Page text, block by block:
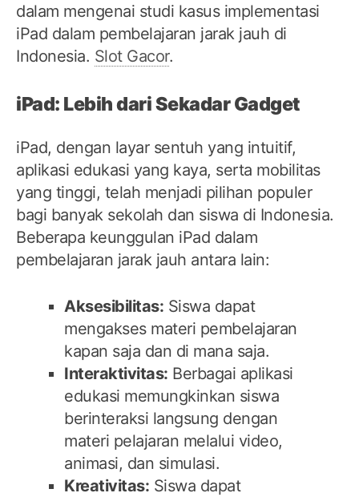
dalam mengenai studi kasus implementasi
iPad dalam pembelajaran jarak jauh di
Indonesia. Slot Gacor.
iPad: Lebih dari Sekadar Gadget
iPad, dengan layar sentuh yang intuitif,
aplikasi edukasi yang kaya, serta mobilitas
yang tinggi, telah menjadi pilihan populer
bagi banyak sekolah dan siswa di Indonesia.
Beberapa keunggulan iPad dalam
pembelajaran jarak jauh antara lain:
Aksesibilitas: Siswa dapat
mengakses materi pembelajaran
kapan saja dan di mana saja.
Interaktivitas: Berbagai aplikasi
edukasi memungkinkan siswa
berinteraksi langsung dengan
materi pelajaran melalui video,
animasi, dan simulasi.
Kreativitas: Siswa dapat